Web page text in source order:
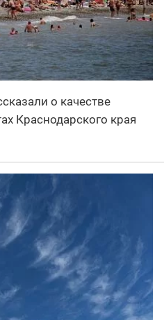
о качестве
Краснодарского края